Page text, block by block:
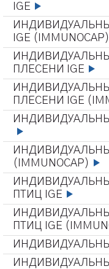
IGE
IGE (IMMUNOCAP)
ПЛЕСЕНИ IGE
ПЛЕСЕНИ IGE
(IMMUNOCAP)
ПТИЦ IGE
ПТИЦ IGE